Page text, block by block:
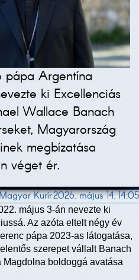
pápa Argentína
ki Excellenciás
Wallace Banach
Magyarország
megbízatása
véget ér.
Kurír2026. május 14. 14:05
május 3-án nevezte ki
Az azóta eltelt négy év
pápa 2023-as látogatása,
szerepet vállalt Banach
boldoggá avatása